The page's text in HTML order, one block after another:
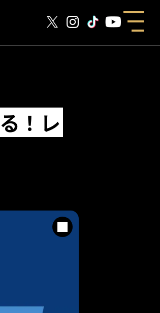
！レ